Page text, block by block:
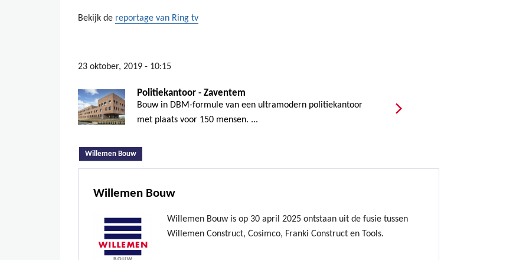
Bekijk de reportage van Ring tv
23 oktober, 2019 - 10:15
Politiekantoor - Zaventem
Bouw in DBM-formule van een ultramodern politiekantoor
met plaats voor 150 mensen. ...
Willemen Bouw
Willemen Bouw
Willemen Bouw is op 30 april 2025 ontstaan uit de fusie tussen
Willemen Construct, Cosimco, Franki Construct en Tools.